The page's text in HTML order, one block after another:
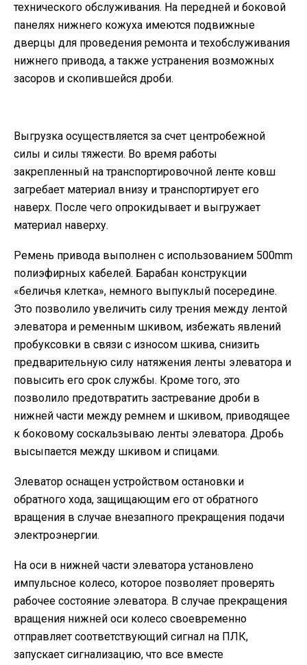
технического обслуживания. На передней и боковой
панелях нижнего кожуха имеются подвижные
дверцы для проведения ремонта и техобслуживания
нижнего привода, а также устранения возможных
засоров и скопившейся дроби.
Выгрузка осуществляется за счет центробежной
силы и силы тяжести. Во время работы
закрепленный на транспортировочной ленте ковш
загребает материал внизу и транспортирует его
наверх. После чего опрокидывает и выгружает
материал наверху.
Ремень привода выполнен с использованием 500mm
полиэфирных кабелей. Барабан конструкции
«беличья клетка», немного выпуклый посередине.
Это позволило увеличить силу трения между лентой
элеватора и ременным шкивом, избежать явлений
пробуксовки в связи с износом шкива, снизить
предварительную силу натяжения ленты элеватора и
повысить его срок службы. Кроме того, это
позволило предотвратить застревание дроби в
нижней части между ремнем и шкивом, приводящее
к боковому соскальзываю ленты элеватора. Дробь
высыпается между шкивом и спицами.
Элеватор оснащен устройством остановки и
обратного хода, защищающим его от обратного
вращения в случае внезапного прекращения подачи
электроэнергии.
На оси в нижней части элеватора установлено
импульсное колесо, которое позволяет проверять
рабочее состояние элеватора. В случае прекращения
вращения нижней оси колесо своевременно
отправляет соответствующий сигнал на ПЛК,
запускает сигнализацию, что все вместе